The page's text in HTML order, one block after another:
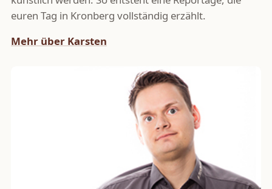
euren Tag in Kronberg vollständig erzählt.
Mehr über Karsten